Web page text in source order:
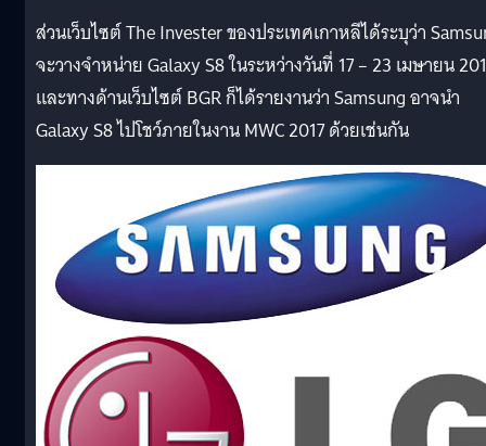
ส่วนเว็บไซต์ The Invester ของประเทศเกาหลีได้ระบุว่า
จะวางจำหน่าย Galaxy S8 ในระหว่างวันที่ 17 – 23 เมษายน
และทางด้านเว็บไซต์ BGR ก็ได้รายงานว่า Samsung อาจนำ
Galaxy S8 ไปโชว์ภายในงาน MWC 2017 ด้วยเช่นกัน